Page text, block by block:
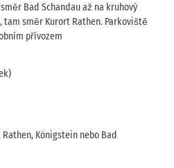
směr Bad Schandau až na kruhový
tam směr Kurort Rathen. Parkoviště
přívozem
Königstein nebo Bad